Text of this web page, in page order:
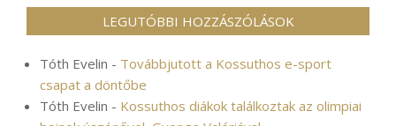
LEGUTÓBBI HOZZÁSZÓLÁSOK
Tóth Evelin - Továbbjutott a Kossuthos e-sport
csapat a döntőbe
Tóth Evelin - Kossuthos diákok találkoztak az olimpiai